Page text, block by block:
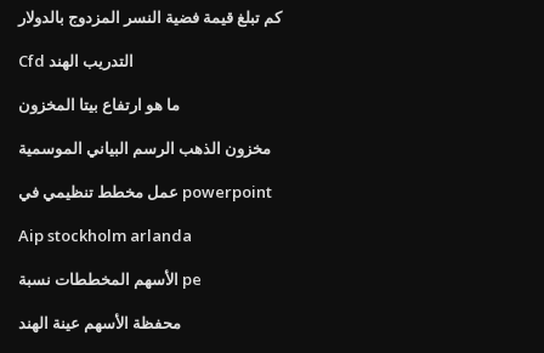
كم تبلغ قيمة فضية النسر المزدوج بالدولار
Cfd التدريب الهند
ما هو ارتفاع بيتا المخزون
مخزون الذهب الرسم البياني الموسمية
عمل مخطط تنظيمي في powerpoint
Aip stockholm arlanda
الأسهم المخططات نسبة pe
محفظة الأسهم عينة الهند